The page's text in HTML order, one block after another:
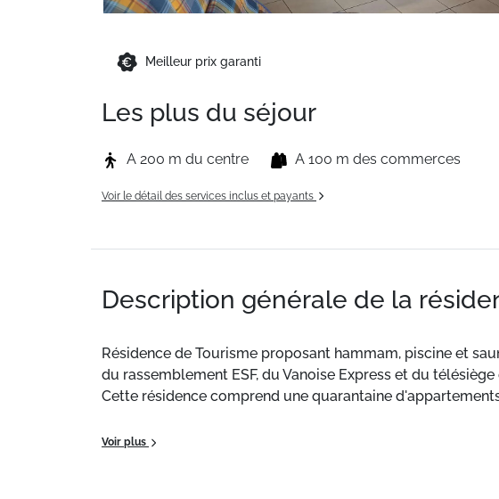
Meilleur prix garanti
Les plus du séjour
A 200 m du centre A 100 m des commerces
Voir le détail des services inclus et payants
Description générale de la
Résidence de Tourisme proposant hammam, piscine et
du rassemblement ESF, du Vanoise Express et du
Cette résidence comprend une quarantaine
Agréable appartement de 32m² composé d'une chambre
Voir plus